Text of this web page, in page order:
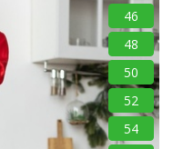
46
48
50
52
54